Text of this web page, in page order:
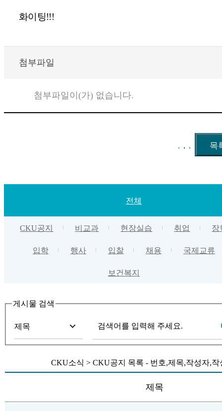
화이팅!!!
첨부파일
첨부파일이(가) 없습니다.
전체
CKU공지 비교과 현장실습 취업 장
입학 행사 입찰 채용 국제교류
보건복지
게시물 검색
CKU소식 > CKU공지 목록 - 번호,제목,작성자,
제목